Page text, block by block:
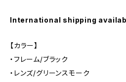
International shipping
【カラー】
・フレーム/ブラック
・レンズ/グリーンスモーク